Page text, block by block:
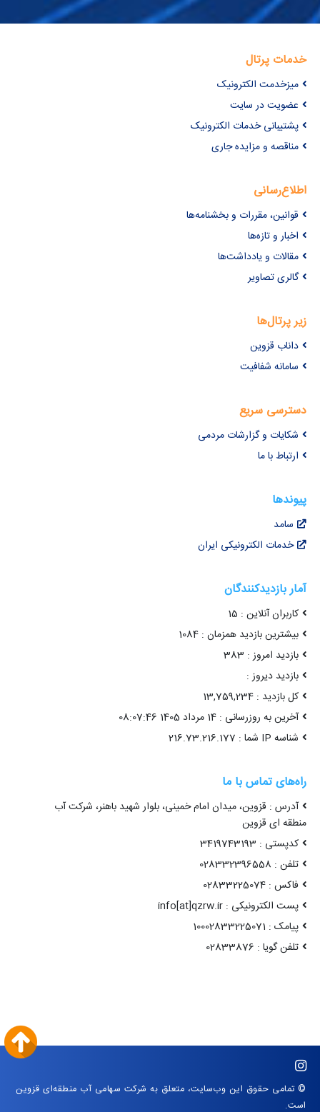
خدمات پرتال
میزخدمت الکترونیک
عضویت در سایت
پشتیبانی خدمات الکترونیک
مناقصه و مزایده جاری
اطلاع‌رسانی
قوانین، مقررات و بخشنامه‌ها
اخبار و تازه‌ها
مقالات و یادداشت‌ها
گالری تصاویر
زیر پرتال‌ها
داناب قزوین
سامانه شفافیت
دسترسی سریع
شکایات و گزارشات مردمی
ارتباط با ما
پیوندها
سامد
خدمات الکترونیکی ایران
آمار بازدیدکنندگان
کاربران آنلاین : 15
بیشترین بازدید همزمان : 1084
بازدید امروز : 383
بازدید دیروز :
کل بازدید : 13,759,234
آخرین به روزرسانی : 14 مرداد 1405 08:07:46
شناسه IP شما : 216.73.216.177
راه‌های تماس با ما
آدرس : قزوین، میدان امام خمینی، بلوار شهید باهنر، شرکت آب
منطقه ای قزوین
کدپستی : 3419743193
تلفن : 028332396558
فاکس : 02833225074
پست الکترونیکی : info[at]qzrw.ir
پیامک : 10002833225071
تلفن گویا : 02833876
© تمامی حقوق این وب‌سایت، متعلق به شرکت سهامی آب منطقه‌ای قزوین
است.